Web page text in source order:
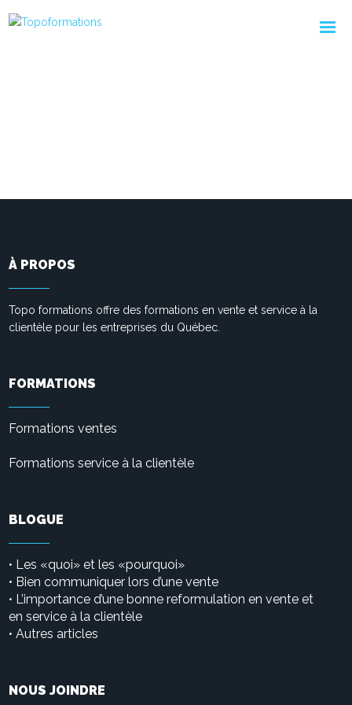
À PROPOS
Topo formations offre des formations en vente et service à la
clientèle pour les entreprises du Québec.
FORMATIONS
Formations ventes
Formations service à la clientèle
BLOGUE
• Les «quoi» et les «pourquoi»
• Bien communiquer lors d’une vente
• L’importance d’une bonne reformulation en vente et
en service à la clientèle
•Autres articles
NOUS JOINDRE